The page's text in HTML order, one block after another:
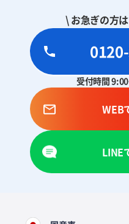
\ お急ぎの方は
受付時間
WEB
LINE